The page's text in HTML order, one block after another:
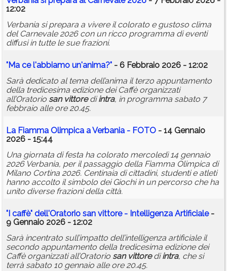
12:02
Verbania si prepara a vivere il colorato e gustoso clima
del Carnevale 2026 con un ricco programma di eventi
diffusi in tutte le sue frazioni.
"Ma ce l'abbiamo un'anima?" - 6 Febbraio 2026 - 12:02
Sarà dedicato al tema dell’anima il terzo appuntamento
della tredicesima edizione dei Caffè organizzati
all’Oratorio san vittorediintra, in programma sabato 7
febbraio alle ore 20.45.
La Fiamma Olimpica a Verbania - FOTO - 14 Gennaio
2026 - 15:44
Una giornata di festa ha colorato mercoledì 14 gennaio
2026 Verbania, per il passaggio della Fiamma Olimpica di
Milano Cortina 2026. Centinaia di cittadini, studenti e atleti
hanno accolto il simbolo dei Giochi in un percorso che ha
unito diverse frazioni della città.
"I caffè" dell'Oratorio san vittore- Intelligenza Artificiale-
9 Gennaio 2026 - 12:02
Sarà incentrato sull’impatto dell’intelligenza artificiale il
secondo appuntamento della tredicesima edizione dei
Caffè organizzati all’Oratorio san vittorediintra, che si
terrà sabato 10 gennaio alle ore 20.45.